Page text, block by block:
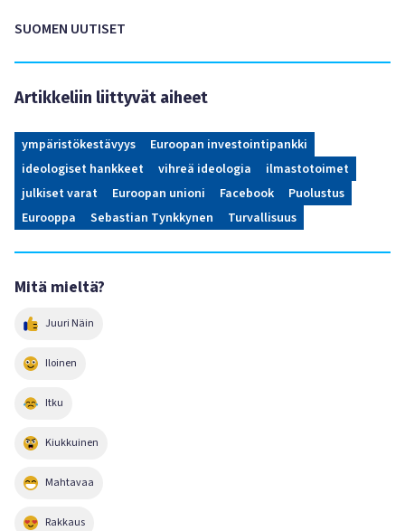
SUOMEN UUTISET
Artikkeliin liittyvät aiheet
ympäristökestävyys
Euroopan investointipankki
ideologiset hankkeet
vihreä ideologia
ilmastotoimet
julkiset varat
Euroopan unioni Facebook
Puolustus
Eurooppa
Sebastian Tynkkynen Turvallisuus
Mitä mieltä?
Juuri Näin
Iloinen
Itku
Kiukkuinen
Mahtavaa
Rakkaus